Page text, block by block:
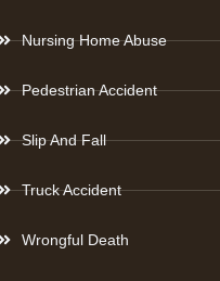
Nursing Home Abuse
Pedestrian Accident
Slip And Fall
Truck Accident
Wrongful Death